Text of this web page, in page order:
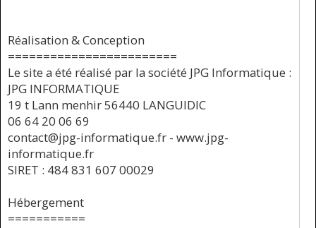
Réalisation & Conception
========================
Le site a été réalisé par la société JPG Informatique :
JPG INFORMATIQUE
19 t Lann menhir 56440 LANGUIDIC
06 64 20 06 69
contact@jpg-informatique.fr - www.jpg-
informatique.fr
SIRET : 484 831 607 00029
Hébergement
===========